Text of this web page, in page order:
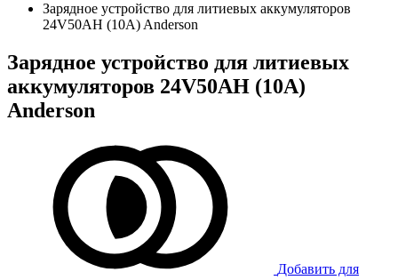
Зарядное устройство для литиевых аккумуляторов
24V50AH (10А) Anderson
Зарядное устройство для литиевых
аккумуляторов 24V50AH (10А)
Anderson
Добавить для